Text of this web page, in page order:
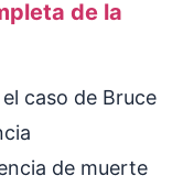
de la
caso de Bruce
de muerte